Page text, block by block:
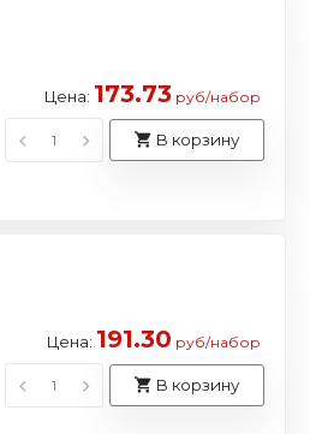
Цена: 173.73 руб/набор
В корзину
Цена: 191.30 руб/набор
В корзину